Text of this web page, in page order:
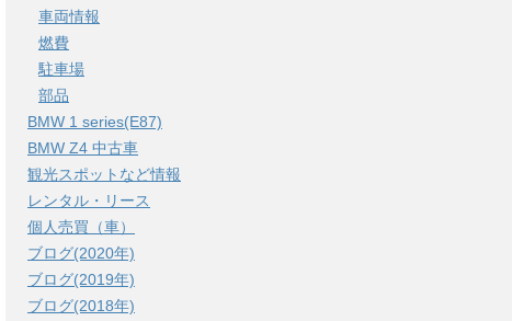
車両情報
燃費
駐車場
部品
BMW 1 series(E87)
BMW Z4 中古車
観光スポットなど情報
レンタル・リース
個人売買（車）
ブログ(2020年)
ブログ(2019年)
ブログ(2018年)